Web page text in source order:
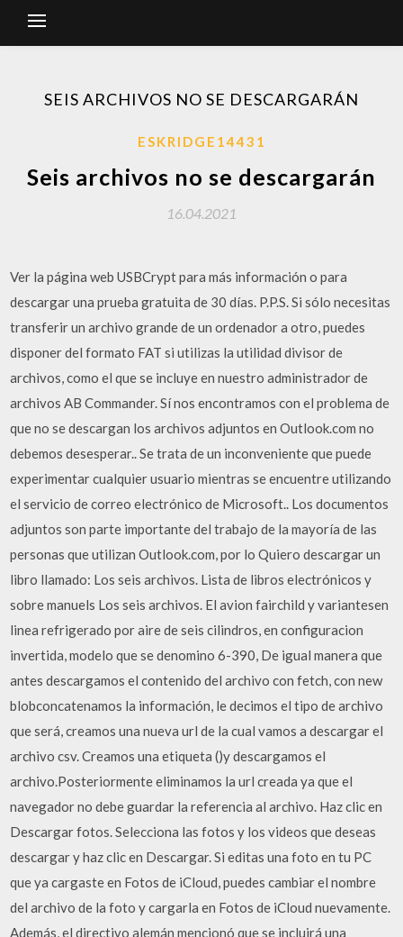
SEIS ARCHIVOS NO SE DESCARGARÁN
ESKRIDGE14431
Seis archivos no se descargarán
16.04.2021
Ver la página web USBCrypt para más información o para
descargar una prueba gratuita de 30 días. P.P.S. Si sólo necesitas
transferir un archivo grande de un ordenador a otro, puedes
disponer del formato FAT si utilizas la utilidad divisor de
archivos, como el que se incluye en nuestro administrador de
archivos AB Commander. Sí nos encontramos con el problema de
que no se descargan los archivos adjuntos en Outlook.com no
debemos desesperar.. Se trata de un inconveniente que puede
experimentar cualquier usuario mientras se encuentre utilizando
el servicio de correo electrónico de Microsoft.. Los documentos
adjuntos son parte importante del trabajo de la mayoría de las
personas que utilizan Outlook.com, por lo Quiero descargar un
libro llamado: Los seis archivos. Lista de libros electrónicos y
sobre manuels Los seis archivos. El avion fairchild y variantesen
linea refrigerado por aire de seis cilindros, en configuracion
invertida, modelo que se denomino 6-390, De igual manera que
antes descargamos el contenido del archivo con fetch, con new
blobconcatenamos la información, le decimos el tipo de archivo
que será, creamos una nueva url de la cual vamos a descargar el
archivo csv. Creamos una etiqueta ()y descargamos el
archivo.Posteriormente eliminamos la url creada ya que el
navegador no debe guardar la referencia al archivo. Haz clic en
Descargar fotos. Selecciona las fotos y los videos que deseas
descargar y haz clic en Descargar. Si editas una foto en tu PC
que ya cargaste en Fotos de iCloud, puedes cambiar el nombre
del archivo de la foto y cargarla en Fotos de iCloud nuevamente.
Además, el directivo alemán mencionó que se incluirá una